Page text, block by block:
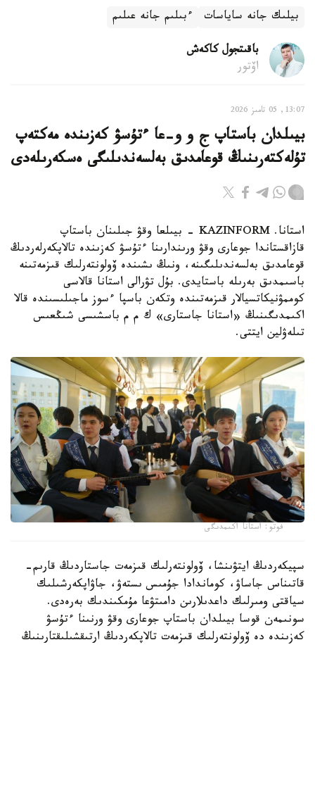
بيلىك جانە ساياسات ءبىلىم جانە عىلىم
باقىتجول كاكەش
اۆتور
13:07, 05 تامىز 2026
بيىلدان باستاپ ج و و-عا ءتۇسۋ كەزىندە مەكتەپ
تۇلەكتەرىنىڭ قوعامدىق بەلسەندىلىگى ەسكەرىلەدى
استانا. KAZINFORM - بيىلعا وقۋ جىلىنان باستاپ
قازاقستاندا جوعارى وقۋ ورىندارىنا ءتۇسۋ كەزىندە تالاپكەرلەردىڭ
قوعامدىق بەلسەندىلىگىنە، ونىڭ ىشىندە ۆولونتەرلىك قىزمەتىنە
باسىمدىق بەرىلە باستايدى. بۇل تۋرالى استانا قالاسى
كوممۋنيكاتسيالار قىزمەتىندە وتكەن باسپا ءسوز ماجىلىسىندە قالا
اكىمدىگىنىڭ «استانا جاستارى» ك م م باسشىسى شىڭعىس
تىلەۋلين ايتتى.
فوتو: استانا اكىمدىگى
سپيكەردىڭ ايتۋىنشا، ۆولونتەرلىك قىزمەت جاستاردىڭ قارىم-
قاتىناس جاساۋ، كوماندادا جۇمىس ىستەۋ، جاۋاپكەرشىلىك
سياقتى ومىرلىك داعدىلارىن دامىتۋعا مۇمكىندىك بەرەدى.
سونىمەن قوسا بيىلدان باستاپ جوعارى وقۋ ورنىنا ءتۇسۋ
كەزىندە دە ۆولونتەرلىك قىزمەت تالاپكەردىڭ ارتىقشىلىقتارىنىڭ